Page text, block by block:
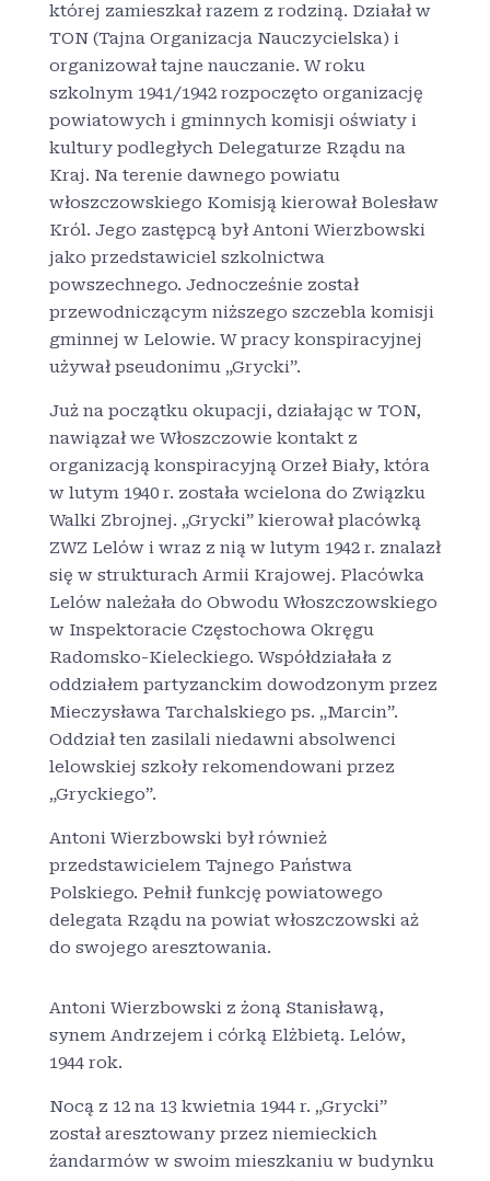
której zamieszkał razem z rodziną. Działał w
TON (Tajna Organizacja Nauczycielska) i
organizował tajne nauczanie. W roku
szkolnym 1941/1942 rozpoczęto organizację
powiatowych i gminnych komisji oświaty i
kultury podległych Delegaturze Rządu na
Kraj. Na terenie dawnego powiatu
włoszczowskiego Komisją kierował Bolesław
Król. Jego zastępcą był Antoni Wierzbowski
jako przedstawiciel szkolnictwa
powszechnego. Jednocześnie został
przewodniczącym niższego szczebla komisji
gminnej w Lelowie. W pracy konspiracyjnej
używał pseudonimu „Grycki”.
Już na początku okupacji, działając w TON,
nawiązał we Włoszczowie kontakt z
organizacją konspiracyjną Orzeł Biały, która
w lutym 1940 r. została wcielona do Związku
Walki Zbrojnej. „Grycki” kierował placówką
ZWZ Lelów i wraz z nią w lutym 1942 r. znalazł
się w strukturach Armii Krajowej. Placówka
Lelów należała do Obwodu Włoszczowskiego
w Inspektoracie Częstochowa Okręgu
Radomsko-Kieleckiego. Współdziałała z
oddziałem partyzanckim dowodzonym przez
Mieczysława Tarchalskiego ps. „Marcin”.
Oddział ten zasilali niedawni absolwenci
lelowskiej szkoły rekomendowani przez
„Gryckiego”.
Antoni Wierzbowski był również
przedstawicielem Tajnego Państwa
Polskiego. Pełnił funkcję powiatowego
delegata Rządu na powiat włoszczowski aż
do swojego aresztowania.
Antoni Wierzbowski z żoną Stanisławą,
synem Andrzejem i córką Elżbietą. Lelów,
1944 rok.
Nocą z 12 na 13 kwietnia 1944 r. „Grycki”
został aresztowany przez niemieckich
żandarmów w swoim mieszkaniu w budynku